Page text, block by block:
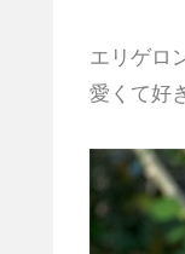
エリゲロ
愛くて好